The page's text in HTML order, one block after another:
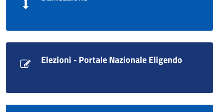
Elezioni - Portale Nazionale Eligendo